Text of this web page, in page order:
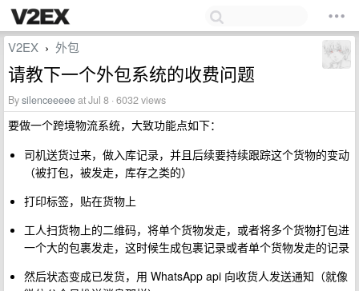
V2EX › 外包
请教下一个外包系统的收费问题
Bysilenceeeeeat Jul 8 · 6032 views
要做一个跨境物流系统，大致功能点如下：
司机送货过来，做入库记录，并且后续要持续跟踪这个货物的变动
（被打包，被发走，库存之类的）
打印标签，贴在货物上
工人扫货物上的二维码，将单个货物发走，或者将多个货物打包进
一个大的包裹发走，这时候生成包裹记录或者单个货物发走的记录
然后状态变成已发货，用 WhatsApp api 向收货人发送通知（就像